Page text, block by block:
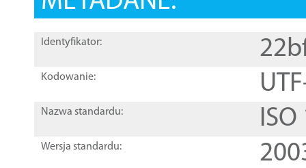
Identyfikator:
Kodowanie:
Nazwa standardu:
Wersja standardu: